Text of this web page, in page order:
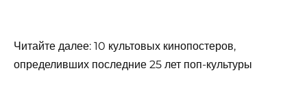
Читайте далее: 10 культовых кинопостеров,
определивших последние 25 лет поп-культуры